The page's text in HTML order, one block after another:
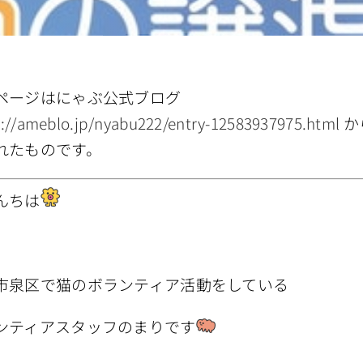
ージはにゃぶ公式ブログ
ameblo.jp/nyabu222/entry-12583937975.html
たものです。
ちは
泉区で猫のボランティア活動をしている
ティアスタッフのまりです